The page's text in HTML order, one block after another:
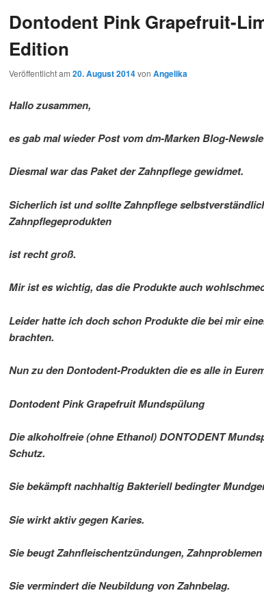
Dontodent Pink Grapefruit-
Edition
Veröffentlicht am 20. August 2014von Angelika
Hallo zusammen,
es gab mal wieder Post vom dm-Marken Blog-
Diesmal war das Paket der Zahnpflege gewidmet.
Sicherlich ist und sollte Zahnpflege
Zahnpflegeprodukten
ist recht groß.
Mir ist es wichtig, das die Produkte auch
Leider hatte ich doch schon Produkte die bei mir
brachten.
Nun zu den Dontodent-Produkten die es alle in
Dontodent Pink Grapefruit Mundspülung
Die alkoholfreie (ohne Ethanol) DONTODENT
Schutz.
Sie bekämpft nachhaltig Bakteriell bedingter
Sie wirkt aktiv gegen Karies.
Sie beugt Zahnfleischentzündungen,
Sie vermindert die Neubildung von Zahnbelag.